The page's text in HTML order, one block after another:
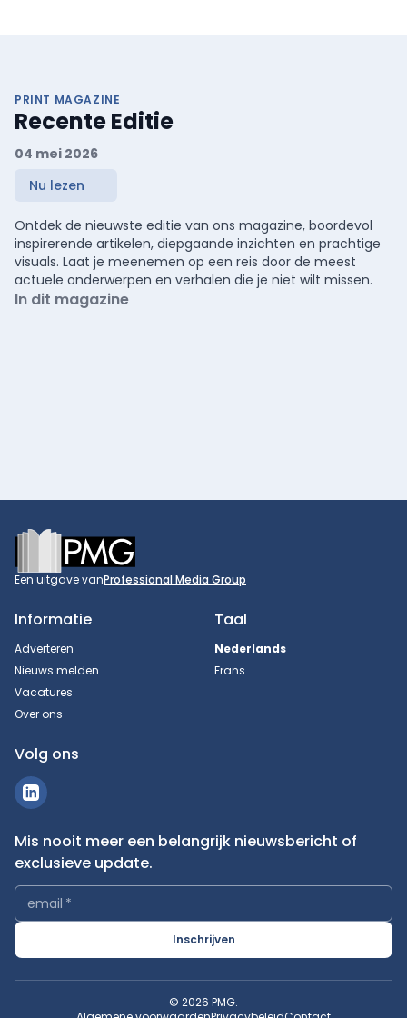
PRINT MAGAZINE
Recente Editie
04 mei 2026
Nu lezen
Ontdek de nieuwste editie van ons magazine, boordevol
inspirerende artikelen, diepgaande inzichten en prachtige
visuals. Laat je meenemen op een reis door de meest
actuele onderwerpen en verhalen die je niet wilt missen.
In dit magazine
Footer
Een uitgave vanProfessional Media Group
Informatie
Adverteren
Nieuws melden
Vacatures
Over ons
Taal
Nederlands
Frans
Volg ons
Mis nooit meer een belangrijk nieuwsbericht of
exclusieve update.
email *
Inschrijven
© 2026 PMG.